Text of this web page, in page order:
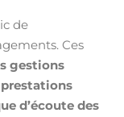
de
Ces
gestions
d’écoute des